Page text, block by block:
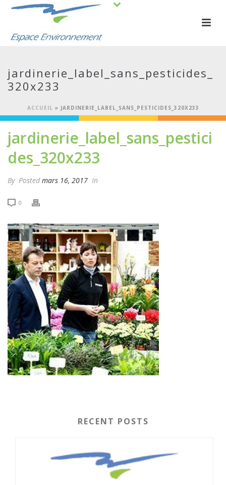
jardinerie_label_sans_pesticides_
320x233
ACCUEIL » JARDINERIE_LABEL_SANS_PESTICIDES_320X233
jardinerie_label_sans_pestici
des_320x233
By Posted mars 16, 2017 In
0
RECENT POSTS